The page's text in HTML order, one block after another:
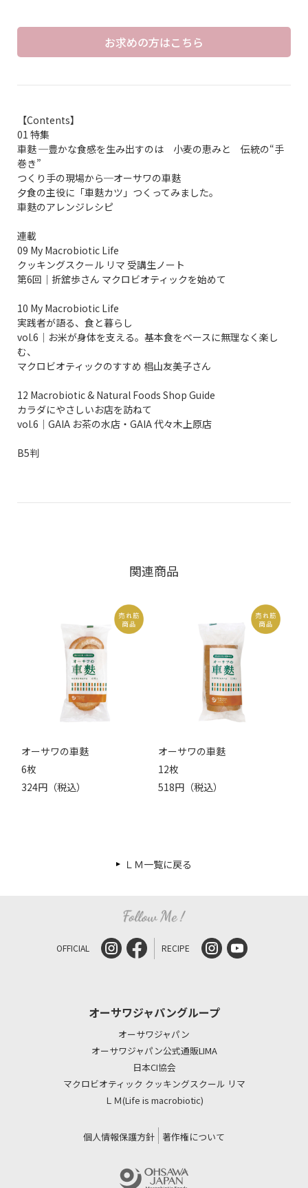
お求めの方はこちら
【Contents】
01 特集
車麩 ─豊かな食感を生み出すのは 小麦の恵みと 伝統の“手
巻き”
つくり手の現場から─オーサワの車麩
夕食の主役に「車麩カツ」つくってみました。
車麩のアレンジレシピ
連載
09 My Macrobiotic Life
クッキングスクール リマ 受講生ノート
第6回│折舘歩さん マクロビオティックを始めて
10 My Macrobiotic Life
実践者が語る、食と暮らし
vol.6│お米が身体を支える。基本食をベースに無理なく楽し
む、
マクロビオティックのすすめ 椙山友美子さん
12 Macrobiotic & Natural Foods Shop Guide
カラダにやさしいお店を訪ねて
vol.6│GAIA お茶の水店・GAIA 代々木上原店
B5判
関連商品
オーサワの車麩
6枚
324円（税込）
オーサワの車麩
12枚
518円（税込）
ＬＭ一覧に戻る
OFFICIAL RECIPE
オーサワジャパングループ
オーサワジャパン
オーサワジャパン公式通販LIMA
日本CI協会
マクロビオティック クッキングスクール リマ
ＬＭ(Life is macrobiotic)
個人情報保護方針 著作権について